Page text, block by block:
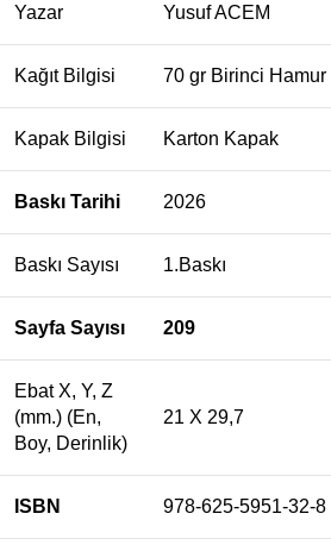
Yazar Yusuf ACEM
Kağıt Bilgisi 70 gr Birinci Hamur
Kapak Bilgisi Karton Kapak
Baskı Tarihi 2026
Baskı Sayısı 1.Baskı
Sayfa Sayısı 209
Ebat X, Y, Z
(mm.) (En,
Boy, Derinlik)
21 X 29,7
ISBN 978-625-5951-32-8